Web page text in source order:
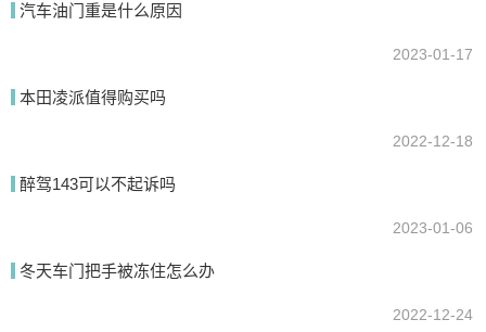
汽车油门重是什么原因
2023-01-17
本田凌派值得购买吗
2022-12-18
醉驾143可以不起诉吗
2023-01-06
冬天车门把手被冻住怎么办
2022-12-24